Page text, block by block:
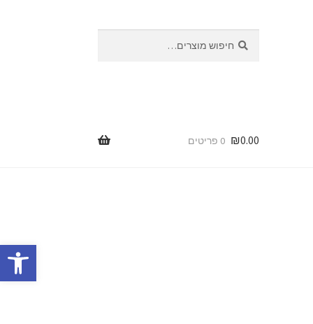
פתח סרגל נגישות
₪0.00 0 פריטים